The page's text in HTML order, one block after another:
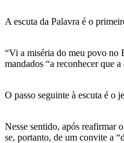
A escuta da Palavra é o
“Vi a miséria do meu povo no
mandados “a reconhecer que
O passo seguinte à escuta é o
Nesse sentido, após reafirmar
se, portanto, de um convite a